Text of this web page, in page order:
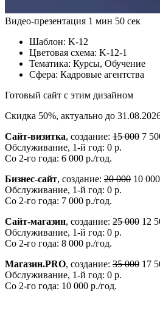
Видео-презентация 1 мин 50 сек
Шаблон: K-12
Цветовая схема: K-12-1
Тематика: Курсы, Обучение
Сфера: Кадровые агентства
Готовый сайт с этим дизайном
Скидка 50%, актуально до
Сайт-визитка, создание: 15 000 7
Обслуживание, 1-й год: 0 р.
Со 2-го года: 6 000 р./год.
Бизнес-сайт, создание: 20 000 10
Обслуживание, 1-й год: 0 р.
Со 2-го года: 7 000 р./год.
Сайт-магазин, создание: 25 000 12
Обслуживание, 1-й год: 0 р.
Со 2-го года: 8 000 р./год.
Магазин.PRO, создание: 35 000 17
Обслуживание, 1-й год: 0 р.
Со 2-го года: 10 000 р./год.